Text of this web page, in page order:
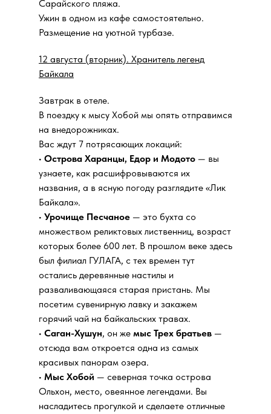
12 августа (вторник). Хранитель легенд
Байкала
Сарайского пляжа.
Ужин в одном из кафе самостоятельно.
Размещение на уютной турбазе.
Завтрак в отеле.
В поездку к мысу Хобой мы опять отправимся
на внедорожниках.
Вас ждут 7 потрясающих локаций:
• Острова Харанцы, Едор и Модото — вы
узнаете, как расшифровываются их
названия, а в ясную погоду разглядите «Лик
Байкала».
• Урочище Песчаное — это бухта со
множеством реликтовых лиственниц, возраст
которых более 600 лет. В прошлом веке здесь
был филиал ГУЛАГА, с тех времен тут
остались деревянные настилы и
разваливающаяся старая пристань. Мы
посетим сувенирную лавку и закажем
горячий чай на байкальских травах.
• Саган-Хушун, он же мыс Трех братьев —
отсюда вам откроется одна из самых
красивых панорам озера.
• Мыс Хобой — северная точка острова
Ольхон, место, овеянное легендами. Вы
насладитесь прогулкой и сделаете отличные